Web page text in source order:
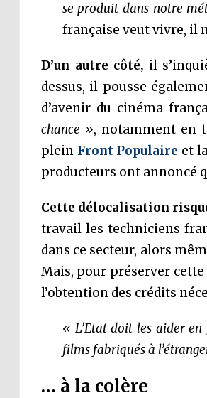
se produit dans notre
française veut vivre, il
D’un autre côté, il
dessus, il pousse
d’avenir du cinéma
chance », notamment en
plein Front Populaire et
producteurs ont annoncé
Cette délocalisation
travail les techniciens
dans ce secteur, alors
Mais, pour préserver
l’obtention des crédits
« L’Etat doit les aider
films fabriqués à
… à la colère